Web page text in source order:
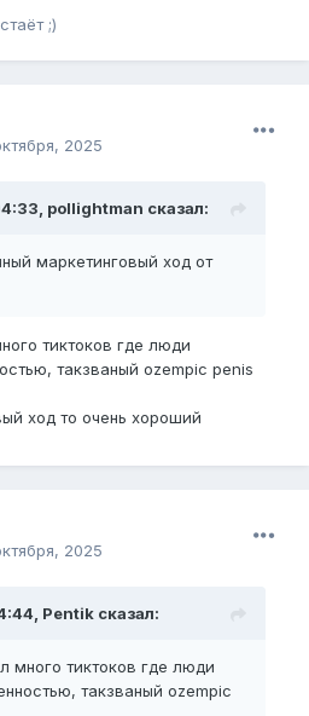
;)
2025
pollightman сказал:
маркетинговый ход от
тиктоков где люди
такзваный ozempic penis
ход то очень хороший
2025
Pentik сказал:
много тиктоков где люди
такзваный ozempic